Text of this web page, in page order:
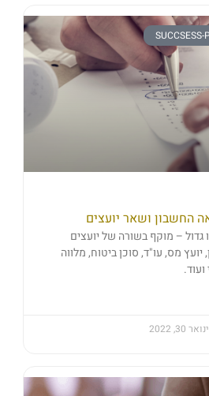
החשבון ושאר יועצים
– מוקף בשורה של יועצים
מס, עו"ד, סוכן ביטוח, מלווה
ינואר 30, 2022